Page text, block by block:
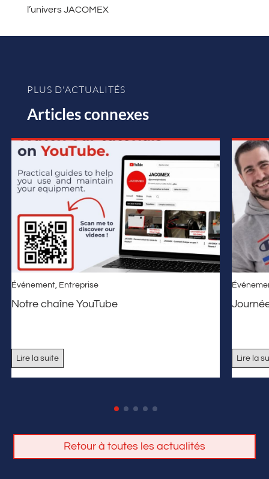
l’univers JACOMEX
PLUS D'ACTUALITÉS
Articles connexes
Événement, Entreprise
Notre chaîne YouTube
Lire la suite Lire la
Retour à toutes les actualités